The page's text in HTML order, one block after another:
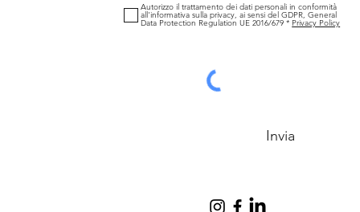
Invia
Autorizzo il trattamento dei dati personali in conformità
all'informativa sulla privacy, ai sensi del GDPR, General
Data Protection Regulation UE 2016/679 * Privacy Policy